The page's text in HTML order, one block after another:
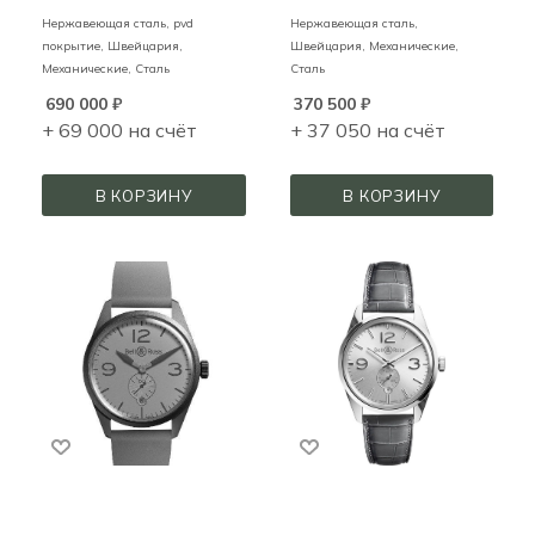
Нержавеющая сталь, pvd
покрытие, Швейцария,
Механические, Сталь
690 000 ₽
+ 69 000 на счёт
В КОРЗИНУ
Нержавеющая сталь,
Швейцария, Механические,
Сталь
370 500₽
+ 37 050 на счёт
В КОРЗИНУ